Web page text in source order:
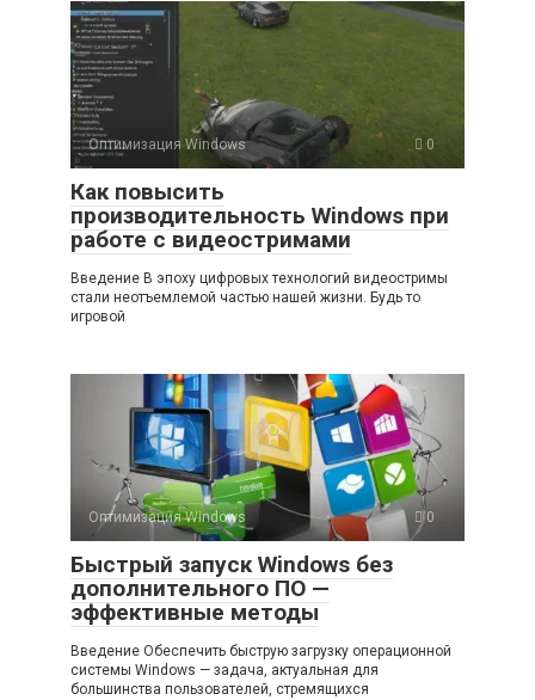
Оптимизация Windows 0
Как повысить
производительность Windows при
работе с видеостримами
Введение В эпоху цифровых технологий видеостримы
стали неотъемлемой частью нашей жизни. Будь то
игровой
Оптимизация Windows 0
Быстрый запуск Windows без
дополнительного ПО —
эффективные методы
Введение Обеспечить быструю загрузку операционной
системы Windows — задача, актуальная для
большинства пользователей, стремящихся